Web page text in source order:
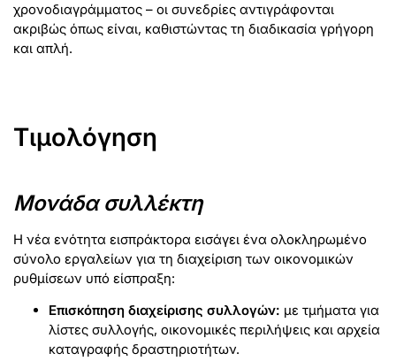
χρονοδιαγράμματος – οι συνεδρίες αντιγράφονται
ακριβώς όπως είναι, καθιστώντας τη διαδικασία γρήγορη
και απλή.
Τιμολόγηση
Μονάδα συλλέκτη
Η νέα ενότητα εισπράκτορα εισάγει ένα ολοκληρωμένο
σύνολο εργαλείων για τη διαχείριση των οικονομικών
ρυθμίσεων υπό είσπραξη:
Επισκόπηση διαχείρισης συλλογών: με τμήματα για
λίστες συλλογής, οικονομικές περιλήψεις και αρχεία
καταγραφής δραστηριοτήτων.